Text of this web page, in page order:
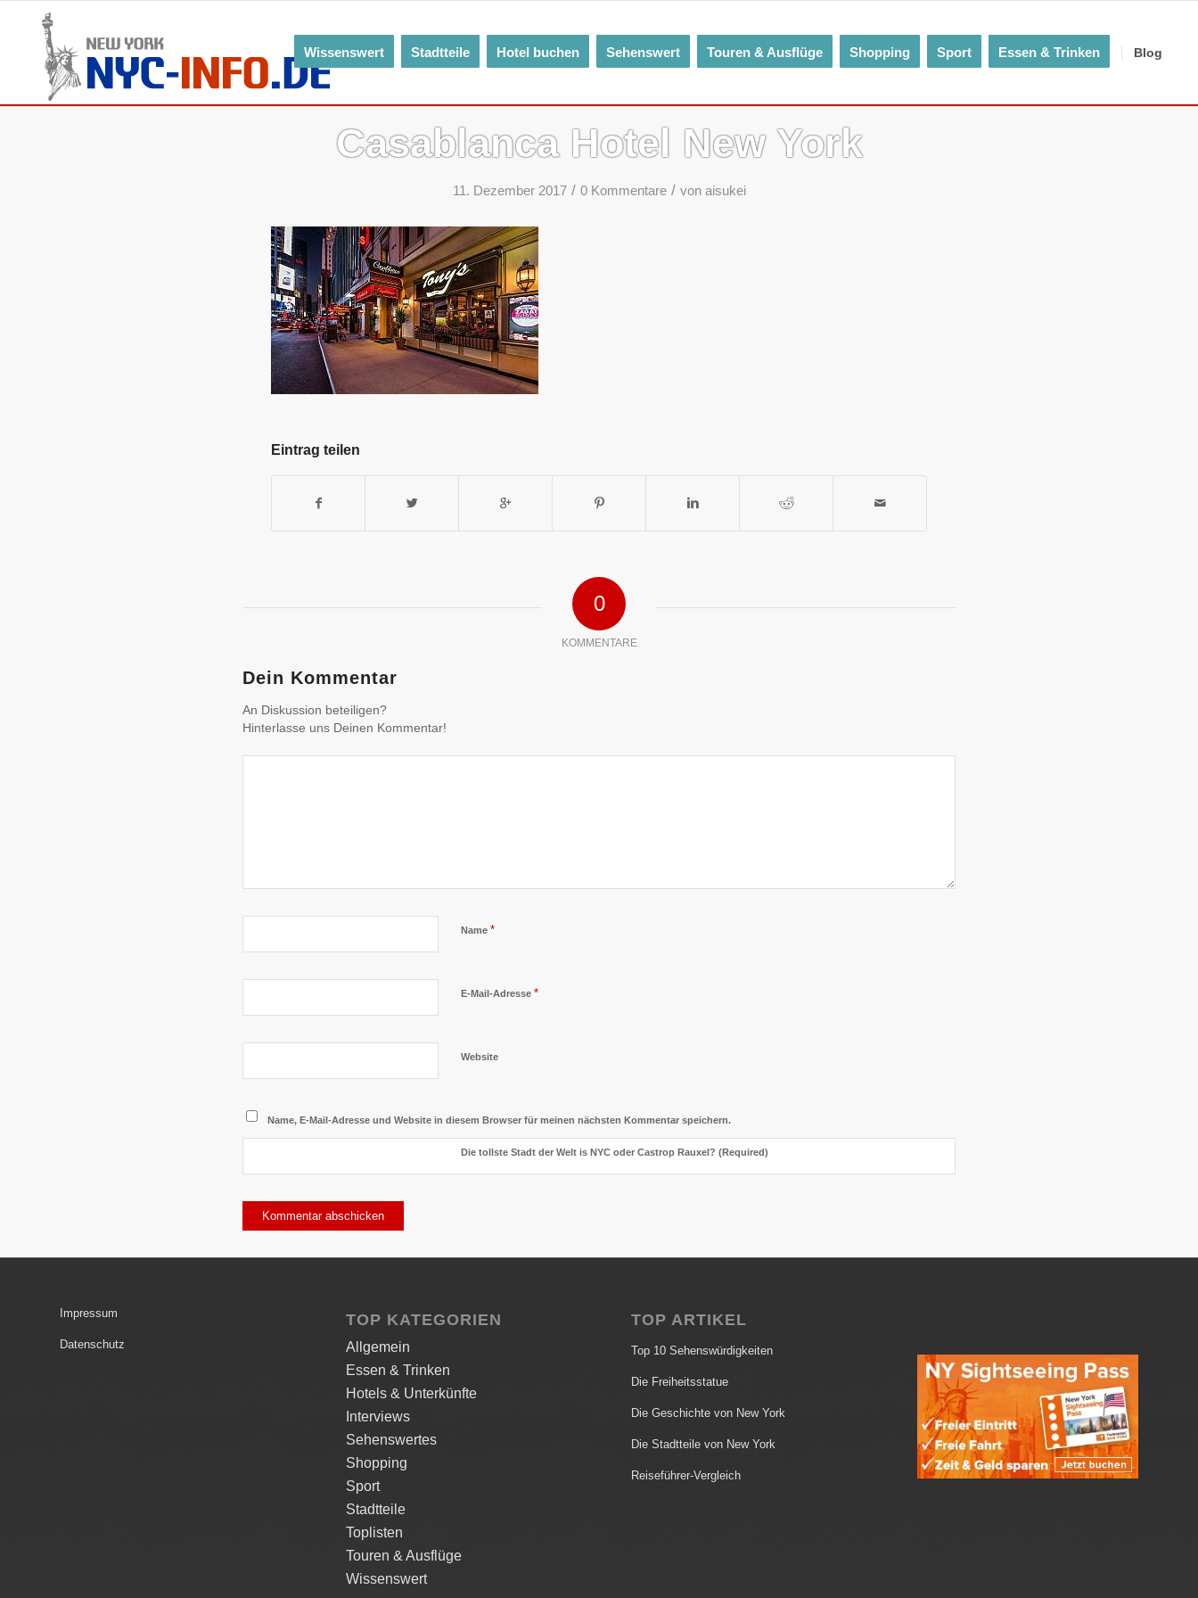
Wissenswert Stadtteile Hotel buchen Sehenswert Touren & Ausflüge Shopping Sport Essen & Trinken Blog
Casablanca Hotel New York
11. Dezember 2017 / 0 Kommentare / von aisukei
Eintrag teilen
0
KOMMENTARE
Dein Kommentar
An Diskussion beteiligen?
Hinterlasse uns Deinen Kommentar!
Name *
E-Mail-Adresse *
Website
Name, E-Mail-Adresse und Website in diesem Browser für meinen nächsten Kommentar speichern.
Die tollste Stadt der Welt is NYC oder Castrop Rauxel? (Required)
Impressum
Datenschutz
TOP KATEGORIEN
Allgemein
Essen & Trinken
Hotels & Unterkünfte
Interviews
Sehenswertes
Shopping
Sport
Stadtteile
Toplisten
Touren & Ausflüge
Wissenswert
TOP ARTIKEL
Top 10 Sehenswürdigkeiten
Die Freiheitsstatue
Die Geschichte von New York
Die Stadtteile von New York
Reiseführer-Vergleich